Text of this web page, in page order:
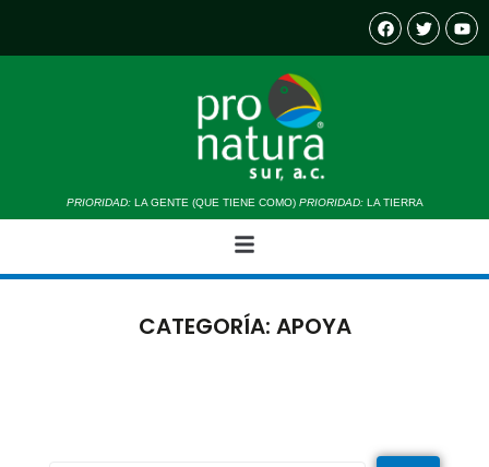
PRIORIDAD:LA GENTE (QUE TIENE COMO) PRIORIDAD:LA TIERRA
CATEGORÍA: APOYA